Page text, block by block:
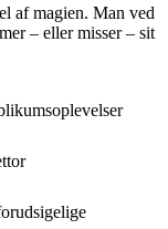
af magien. Man ved
– eller misser – sit